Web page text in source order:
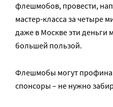
флешмобов, провести,
мастер-класса за четыре
даже в Москве эти деньги
большей пользой.
Флешмобы могут
спонсоры – не нужно